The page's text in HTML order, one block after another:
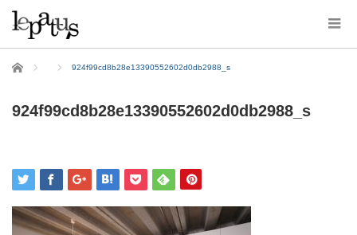
ホーム 924f99cd8b28e13390552602d0db2988_s
924f99cd8b28e13390552602d0db2988_s